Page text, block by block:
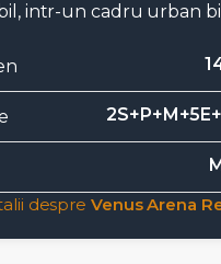
intr-un cadru urban
despre Venus Arena